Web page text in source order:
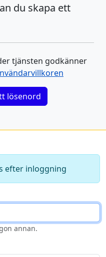
du skapa ett
tjänsten godkänner
lösenord
efter inloggning
annan.